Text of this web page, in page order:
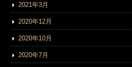
2021年3月
2020年12月
2020年10月
2020年7月